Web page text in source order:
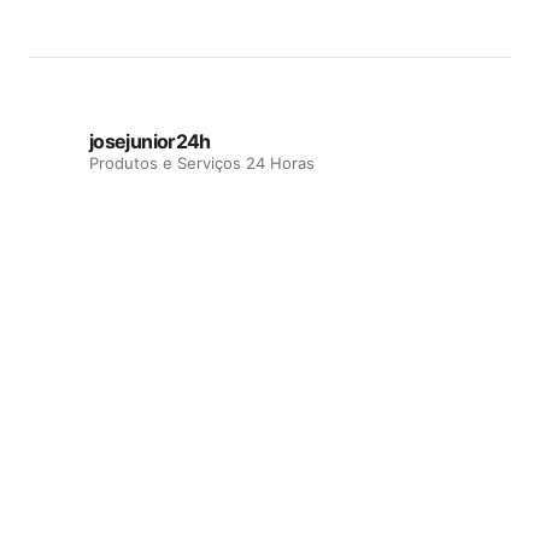
josejunior24h
Produtos e Serviços 24 Horas